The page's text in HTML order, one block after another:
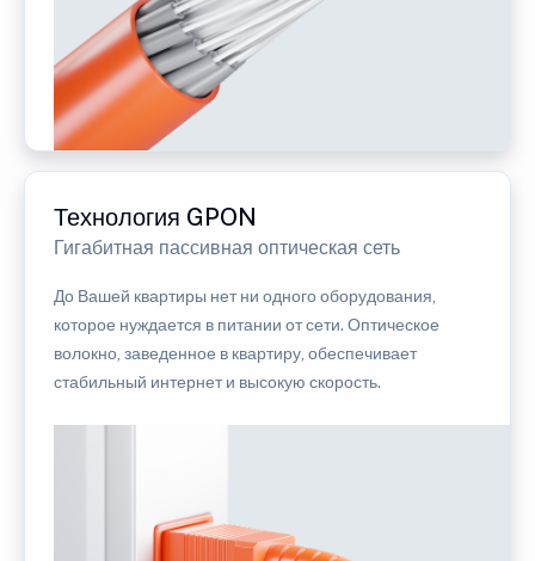
Технология GPON
Гигабитная пассивная оптическая сеть
До Вашей квартиры нет ни одного оборудования,
которое нуждается в питании от сети. Оптическое
волокно, заведенное в квартиру, обеспечивает
стабильный интернет и высокую скорость.